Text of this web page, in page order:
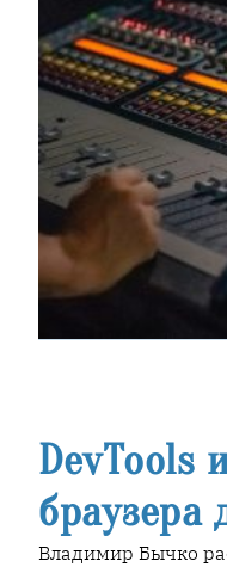
DevTools
браузера
Владимир Бычко